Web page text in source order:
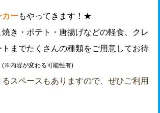
カーもやってきます！★
き・ポテト・唐揚げなどの軽食、クレ
までたくさんの種類をご用意してお待
(※内容が変わる可能性有)
スペースもありますので、ぜひご利用